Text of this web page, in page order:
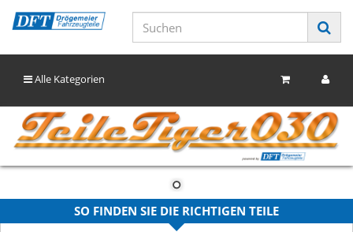
Alle Kategorien
SO FINDEN SIE DIE RICHTIGEN TEILE